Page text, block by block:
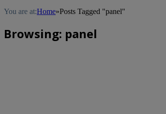
You are at:Home»Posts Tagged "panel"
Browsing: panel